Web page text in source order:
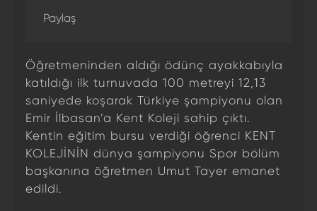
Paylaş
Öğretmeninden aldığı ödünç ayakkabıyla
katıldığı ilk turnuvada 100 metreyi 12,13
saniyede koşarak Türkiye şampiyonu olan
Emir İlbasan’a Kent Koleji sahip çıktı.
Kentin eğitim bursu verdiği öğrenci KENT
KOLEJİNİN dünya şampiyonu Spor bölüm
başkanına öğretmen Umut Tayer emanet
edildi.